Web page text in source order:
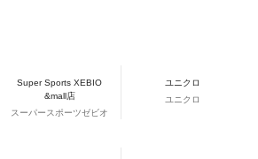
Super Sports XEBIO
&mall店
スーパースポーツゼビオ
ユニクロ
ユニクロ